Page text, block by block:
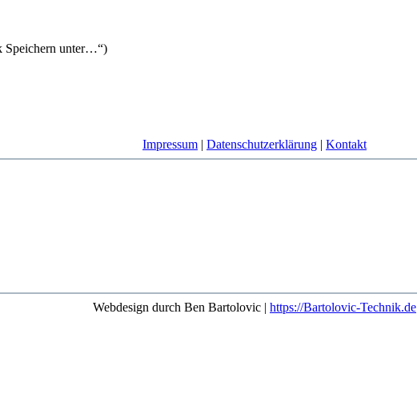
Speichern unter…“)
Impressum | Datenschutzerklärung | Kontakt
Webdesign durch Ben Bartolovic | https://Bartolovic-Technik.de